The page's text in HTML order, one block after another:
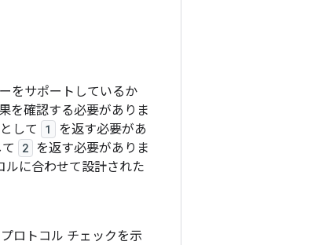
をサポートしているか
を確認する必要がありま
して
1
を返す必要があ
2 を返す必要がありま
ルに合わせて設計された
ロトコル チェックを示